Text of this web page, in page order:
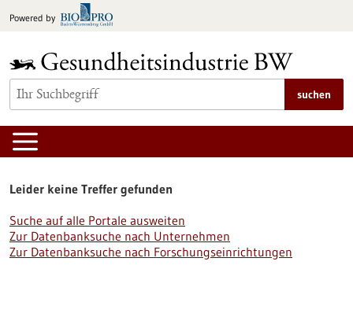
Inhalt
Powered by
suchen
Leider keine Treffer gefunden
Suche auf alle Portale ausweiten
Zur Datenbanksuche nach Unternehmen
Zur Datenbanksuche nach Forschungseinrichtungen